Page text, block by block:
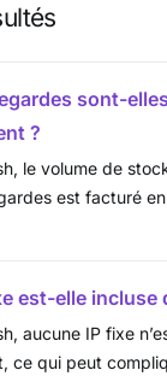
sont-
?
le volume de
est facturé
est-elle incluse
aucune IP fixe
ce qui peut